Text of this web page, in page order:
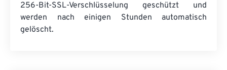
256-Bit-SSL-Verschlüsselung geschützt und
werden nach einigen Stunden automatisch
gelöscht.